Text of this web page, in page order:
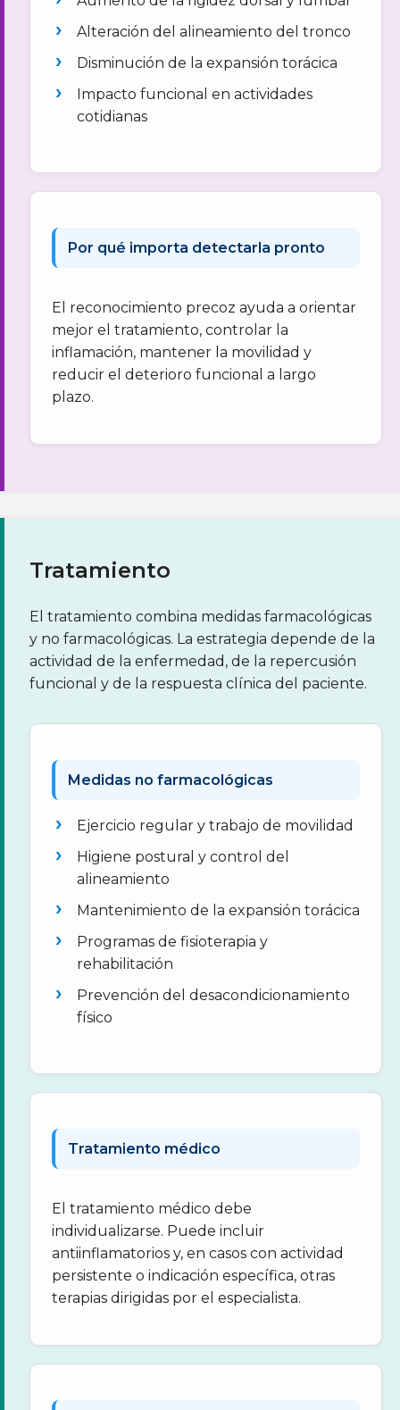
Alteración del alineamiento del tronco
Disminución de la expansión torácica
Impacto funcional en actividades
cotidianas
Por qué importa detectarla pronto
El reconocimiento precoz ayuda a orientar
mejor el tratamiento, controlar la
inflamación, mantener la movilidad y
reducir el deterioro funcional a largo
plazo.
Tratamiento
El tratamiento combina medidas farmacológicas
y no farmacológicas. La estrategia depende de la
actividad de la enfermedad, de la repercusión
funcional y de la respuesta clínica del paciente.
Medidas no farmacológicas
Ejercicio regular y trabajo de movilidad
Higiene postural y control del
alineamiento
Mantenimiento de la expansión torácica
Programas de fisioterapia y
rehabilitación
Prevención del desacondicionamiento
físico
Tratamiento médico
El tratamiento médico debe
individualizarse. Puede incluir
antiinflamatorios y, en casos con actividad
persistente o indicación específica, otras
terapias dirigidas por el especialista.